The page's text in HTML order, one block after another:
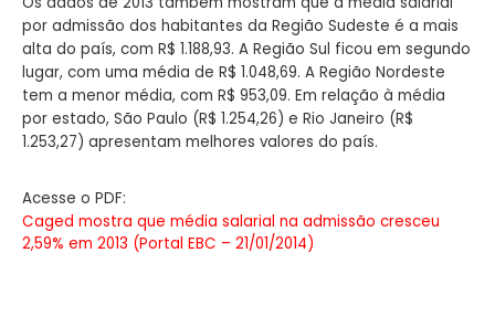
por admissão dos habitantes da Região Sudeste é a mais
alta do país, com R$ 1.188,93. A Região Sul ficou em segundo
lugar, com uma média de R$ 1.048,69. A Região Nordeste
tem a menor média, com R$ 953,09. Em relação à média
por estado, São Paulo (R$ 1.254,26) e Rio Janeiro (R$
1.253,27) apresentam melhores valores do país.
Acesse o PDF:
Caged mostra que média salarial na admissão cresceu
2,59% em 2013 (Portal EBC – 21/01/2014)